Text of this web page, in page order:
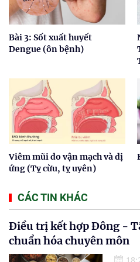
Bài 3: Sốt xuất huyết
Dengue (ôn bệnh)
Viêm mũi do vận mạch và dị
ứng (Tỵ cừu, tỵ uyên)
CÁC TIN KHÁC
Điều trị kết hợp Đông -
chuẩn hóa chuyên môn